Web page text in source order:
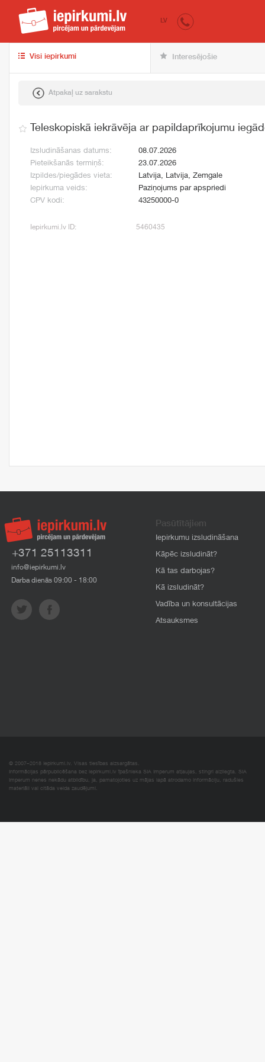
iepirkumi.lv
LV
Visi iepirkumi Interesējošie
Atpakaļ uz sarakstu
Teleskopiskā iekrāvēja ar papildaprīkojumu
Izsludināšanas datums:
08.07.2026
Pieteikšanās termiņš:
23.07.2026
Izpildes/piegādes vieta:
Latvija, Latvija, Zemgale
Iepirkuma veids:
Paziņojums par apspriedi
CPV kodi:
43250000-0
Iepirkumi.lv ID: 5460435
+371 25113311
info@iepirkumi.lv
Darba dienās 09:00 - 18:00
Pasūtītājiem
Iepirkumu izsludināšana
Kāpēc izsludināt?
Kā tas darbojas?
Kā izsludināt?
Vadība un konsultācijas
Atsauksmes
© 2007–2018 Iepirkumi.lv. Visas tiesības aizsargātas.
Informācijas pārpublicēšana bez iepirkumi.lv īpašnieka SIA Imperum atļaujas, stingri aizliegta. SIA
Imperum nenes nekādu atbildību, ja, pamatojoties uz mājas lapā atrodamo informāciju, radušies
materiāli vai citāda veida zaudējumi.